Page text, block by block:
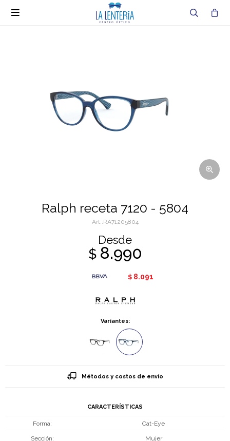

Ralph receta 7120 - 5804
RA71205804
Desde
$ 8.990
$ 8.091
Variantes:
Métodos y costos de envío
CARACTERÍSTICAS
Forma Cat-Eye
Sección Mujer